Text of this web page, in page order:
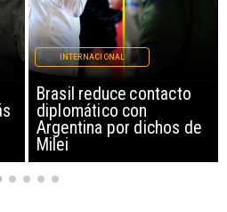
China restringe
exportación de drones a
EEUU y sanciona
empresas
INTERNACIONAL